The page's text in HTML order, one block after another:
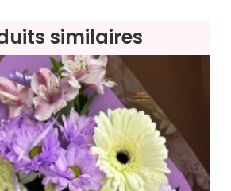
similaires